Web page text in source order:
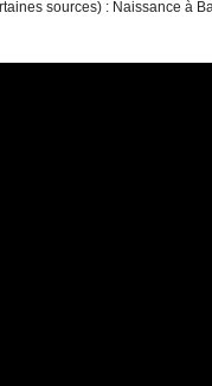
sources) : Naissance à